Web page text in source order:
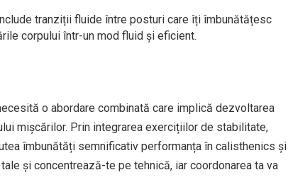
tranziții fluide între posturi care îți îmbunătățesc
corpului într-un mod fluid și eficient.
o abordare combinată care implică dezvoltarea
mișcărilor. Prin integrarea exercițiilor de stabilitate,
îmbunătăți semnificativ performanța în calisthenics și
și concentrează-te pe tehnică, iar coordonarea ta va